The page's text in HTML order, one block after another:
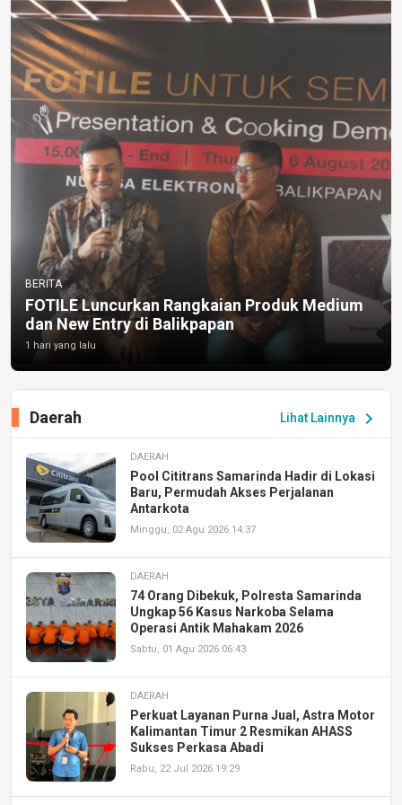
BERITA
FOTILE Luncurkan Rangkaian Produk Medium
dan New Entry di Balikpapan
1 hari yang lalu
Lihat Lainnya chevron_right
Daerah
DAERAH
Pool Cititrans Samarinda Hadir di Lokasi
Baru, Permudah Akses Perjalanan
Antarkota
Minggu, 02 Agu 2026 14:37
DAERAH
74 Orang Dibekuk, Polresta Samarinda
Ungkap 56 Kasus Narkoba Selama
Operasi Antik Mahakam 2026
Sabtu, 01 Agu 2026 06:43
DAERAH
Perkuat Layanan Purna Jual, Astra Motor
Kalimantan Timur 2 Resmikan AHASS
Sukses Perkasa Abadi
Rabu, 22 Jul 2026 19:29